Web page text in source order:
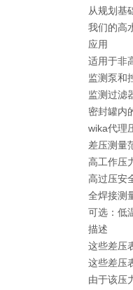
从规划基
我们的高
应用
适用于非
监测泵和
监测过滤
密封罐内
wika代理
差压测量
高工作压
高过压安
全焊接测
可选：低
描述
这些差压
这些差压
由于该压